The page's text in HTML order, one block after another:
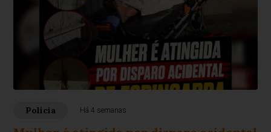
Polícia Há 4 semanas